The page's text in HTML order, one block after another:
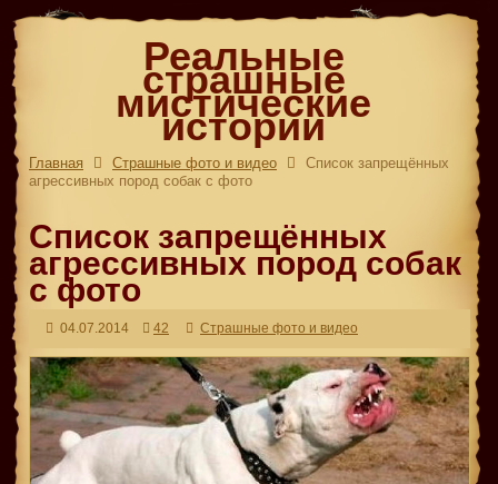
Реальные
страшные
мистические
истории
Главная Страшные фото и видео
Список запрещённых
агрессивных пород собак с фото
Список запрещённых
агрессивных пород собак
с фото
04.07.2014 42 Страшные фото и видео